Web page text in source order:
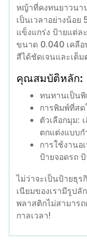
หญ้าที่คงทนยาวนา
เป็นเวลาอย่างน้อย
แข็งแกร่ง ป้ายแต่ล
ขนาด 0.040 เคลือ
สีได้ชัดเจนและเต็
คุณสมบัติหลัก:
ทนทานเป็น
การพิมพ์ที่สด
ตัวเลือกมุม:
ตกแต่งแบบก
การใช้งานอ
ป้ายจอดรถ
ไม่ว่าจะเป็นป้ายธุ
เนียมของเรามีรูป
พลาสติกไม่สามาร
กาลเวลา!